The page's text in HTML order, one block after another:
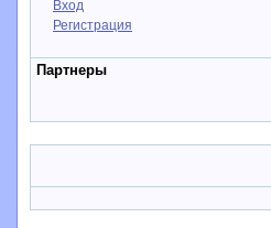
Вход
Регистрация
Партнеры